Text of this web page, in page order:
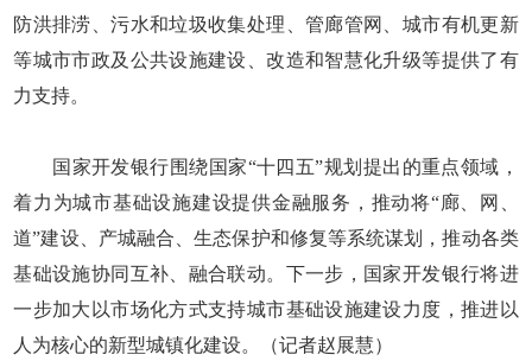
防洪排涝、污水和垃圾收集处理、管廊管网、城市有机更新
等城市市政及公共设施建设、改造和智慧化升级等提供了有
力支持。
国家开发银行围绕国家“十四五”规划提出的重点领域，
着力为城市基础设施建设提供金融服务，推动将“廊、网、
道”建设、产城融合、生态保护和修复等系统谋划，推动各类
基础设施协同互补、融合联动。下一步，国家开发银行将进
一步加大以市场化方式支持城市基础设施建设力度，推进以
人为核心的新型城镇化建设。（记者赵展慧）